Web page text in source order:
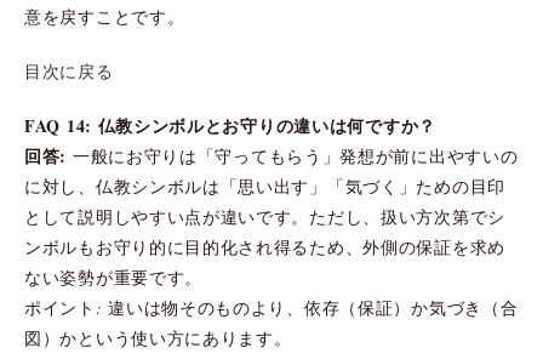
意を戻すことです。
目次に戻る
FAQ 14: 仏教シンボルとお守りの違いは何ですか？
回答: 一般にお守りは「守ってもらう」発想が前に出やすいの
に対し、仏教シンボルは「思い出す」「気づく」ための目印
として説明しやすい点が違いです。ただし、扱い方次第でシ
ンボルもお守り的に目的化され得るため、外側の保証を求め
ない姿勢が重要です。
ポイント: 違いは物そのものより、依存（保証）か気づき（合
図）かという使い方にあります。